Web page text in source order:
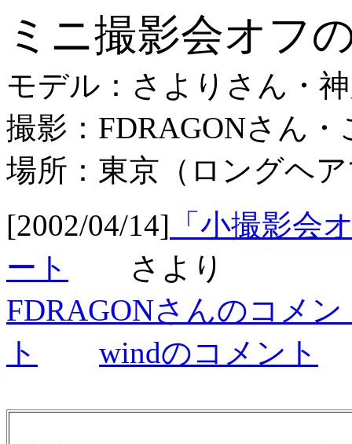
ミニ撮影会オフ
モデル：さよりさん・
撮影：FDRAGONさん
場所：東京（ロングヘ
[2002/04/14] 「小撮影会
ート
さより
FDRAGONさんのコメン
ト
windのコメント